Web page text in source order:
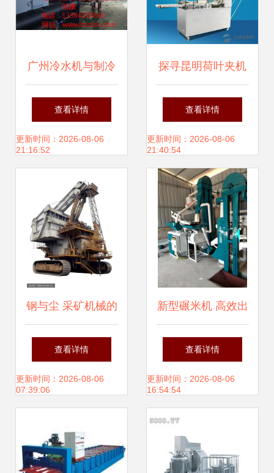
广州冷水机与制冷
机选购指南 南京博
盛制冷厂家价格、
解析
查看详情
更新时间：2026-08-06
21:16:52
探寻昆明荷叶夹机
制造厂家 优质机械
设备的选择指南
查看详情
更新时间：2026-08-06
21:40:54
钢与尘 采矿机械的
工业美学摄影
查看详情
更新时间：2026-08-06
07:39:06
新型碾米机 高效出
米、操作简便，高
清细节图尽在金谷
查看详情
更新时间：2026-08-06
16:54:54